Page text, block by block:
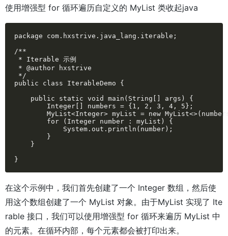
使用增强型 for 循环遍历自定义的 MyList 类收起java
package com.hxstrive.java_lang.iterable;
/**
* Iterable 示例
* @author hxstrive
*/
public class IterableDemo {
public static void main(String[] args) {
Integer[] numbers = {1, 2, 3, 4, 5};
MyList<Integer> myList = new
for (Integer number : myList) {
System.out.println(number);
}
}
}
在这个示例中，我们首先创建了一个 Integer 数组，然后使
用这个数组创建了一个 MyList 对象。由于MyList 实现了 Ite
rable 接口，我们可以使用增强型 for 循环来遍历 MyList 中
的元素。在循环内部，每个元素都会被打印出来。